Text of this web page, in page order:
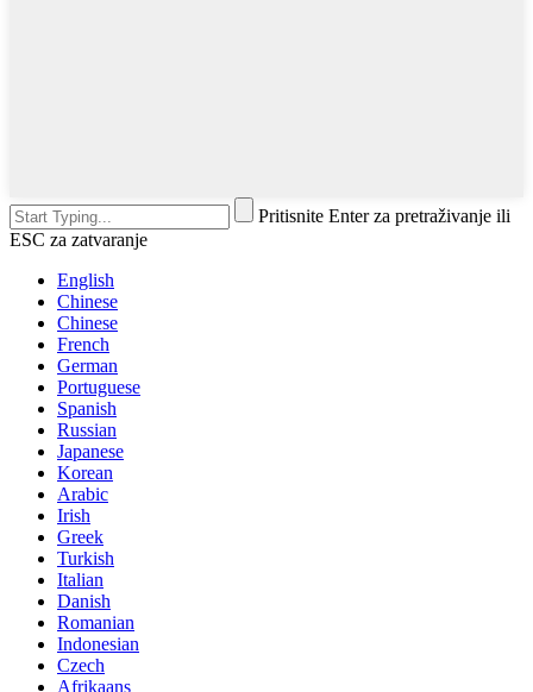
Pritisnite Enter za pretraživanje ili
ESC za zatvaranje
English
Chinese
Chinese
French
German
Portuguese
Spanish
Russian
Japanese
Korean
Arabic
Irish
Greek
Turkish
Italian
Danish
Romanian
Indonesian
Czech
Afrikaans